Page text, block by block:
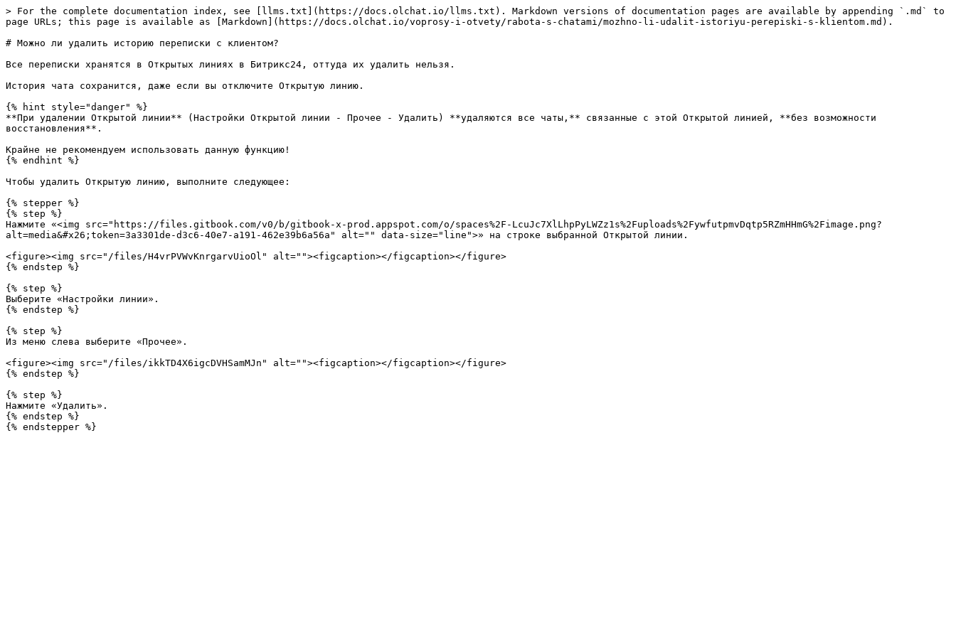
> For the complete documentation index, see [llms.txt](https://docs.olchat.io/llms.txt). Markdown versions of documentation pages are available by appending `.md` to
page URLs; this page is available as [Markdown](https://docs.olchat.io/voprosy-i-otvety/rabota-s-chatami/mozhno-li-udalit-istoriyu-perepiski-s-klientom.md).
# Можно ли удалить историю переписки с клиентом?
Все переписки хранятся в Открытых линиях в Битрикс24, оттуда их удалить нельзя.
История чата сохранится, даже если вы отключите Открытую линию.
{% hint style="danger" %}
**При удалении Открытой линии** (Настройки Открытой линии - Прочее - Удалить) **удаляются все чаты,** связанные с этой Открытой линией, **без возможности
восстановления**.
Крайне не рекомендуем использовать данную функцию!
{% endhint %}
Чтобы удалить Открытую линию, выполните следующее:
{% stepper %}
{% step %}
Нажмите «<img src="https://files.gitbook.com/v0/b/gitbook-x-prod.appspot.com/o/spaces%2F-LcuJc7XlLhpPyLWZz1s%2Fuploads%2FywfutpmvDqtp5RZmHHmG%2Fimage.png?
alt=media&#x26;token=3a3301de-d3c6-40e7-a191-462e39b6a56a" alt="" data-size="line">» на строке выбранной Открытой линии.
<figure><img src="/files/H4vrPVWvKnrgarvUioOl" alt=""><figcaption></figcaption></figure>
{% endstep %}
{% step %}
Выберите «Настройки линии».
{% endstep %}
{% step %}
Из меню слева выберите «Прочее».
<figure><img src="/files/ikkTD4X6igcDVHSamMJn" alt=""><figcaption></figcaption></figure>
{% endstep %}
{% step %}
Нажмите «Удалить».
{% endstep %}